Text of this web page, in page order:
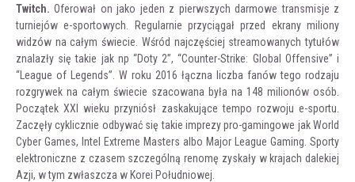
Twitch. Oferował on jako jeden z pierwszych darmowe transmisje z
turniejów e-sportowych. Regularnie przyciągał przed ekrany miliony
widzów na całym świecie. Wśród najczęściej streamowanych tytułów
znalazły się takie jak np “Doty 2”, “Counter-Strike: Global Offensive” i
“League of Legends”. W roku 2016 łączna liczba fanów tego rodzaju
rozgrywek na całym świecie szacowana była na 148 milionów osób.
Początek XXI wieku przyniósł zaskakujące tempo rozwoju e-sportu.
Zaczęły cyklicznie odbywać się takie imprezy pro-gamingowe jak World
Cyber Games, Intel Extreme Masters albo Major League Gaming. Sporty
elektroniczne z czasem szczególną renomę zyskały w krajach dalekiej
Azji, w tym zwłaszcza w Korei Południowej.